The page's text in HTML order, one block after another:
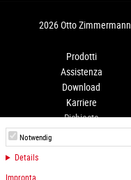
Notwendig
Details
Impronta
2026 Otto
Prodotti
Assistenza
Download
Karriere
Richiesta
Come arrivare